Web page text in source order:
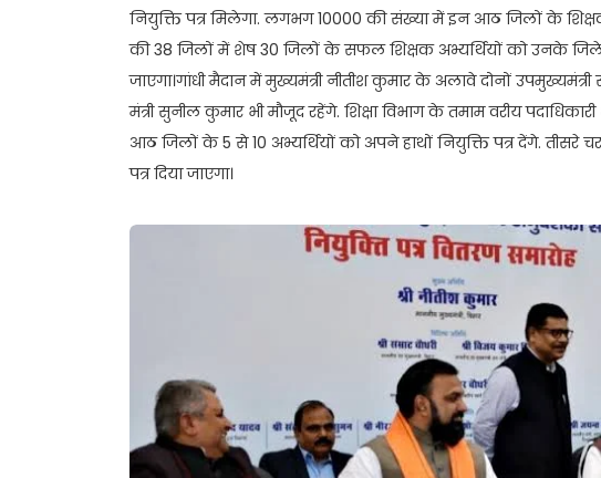
नियुक्ति पत्र मिलेगा. लगभग 10000 की संख्या में इन आठ जिलों के शिक्षक
की 38 जिलों में शेष 30 जिलों के सफल शिक्षक अभ्यर्थियों को उनके जिले में
जाएगा।गांधी मैदान में मुख्यमंत्री नीतीश कुमार के अलावे दोनों
मंत्री सुनील कुमार भी मौजूद रहेंगे. शिक्षा विभाग के तमाम वरीय
आठ जिलों के 5 से 10 अभ्यर्थियों को अपने हाथों नियुक्ति पत्र देंगे.
पत्र दिया जाएगा।